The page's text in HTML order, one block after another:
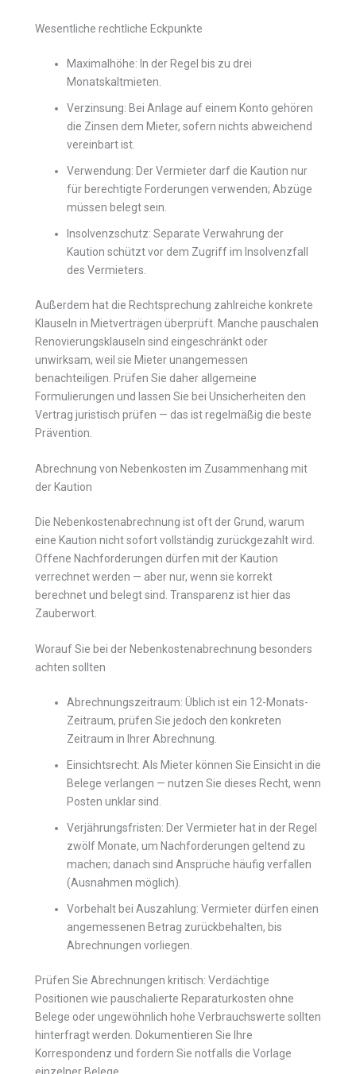
Wesentliche rechtliche Eckpunkte
Maximalhöhe: In der Regel bis zu drei
Monatskaltmieten.
Verzinsung: Bei Anlage auf einem Konto gehören
die Zinsen dem Mieter, sofern nichts abweichend
vereinbart ist.
Verwendung: Der Vermieter darf die Kaution nur
für berechtigte Forderungen verwenden; Abzüge
müssen belegt sein.
Insolvenzschutz: Separate Verwahrung der
Kaution schützt vor dem Zugriff im Insolvenzfall
des Vermieters.
Außerdem hat die Rechtsprechung zahlreiche konkrete
Klauseln in Mietverträgen überprüft. Manche pauschalen
Renovierungsklauseln sind eingeschränkt oder
unwirksam, weil sie Mieter unangemessen
benachteiligen. Prüfen Sie daher allgemeine
Formulierungen und lassen Sie bei Unsicherheiten den
Vertrag juristisch prüfen — das ist regelmäßig die beste
Prävention.
Abrechnung von Nebenkosten im Zusammenhang mit
der Kaution
Die Nebenkostenabrechnung ist oft der Grund, warum
eine Kaution nicht sofort vollständig zurückgezahlt wird.
Offene Nachforderungen dürfen mit der Kaution
verrechnet werden — aber nur, wenn sie korrekt
berechnet und belegt sind. Transparenz ist hier das
Zauberwort.
Worauf Sie bei der Nebenkostenabrechnung besonders
achten sollten
Abrechnungszeitraum: Üblich ist ein 12-Monats-
Zeitraum, prüfen Sie jedoch den konkreten
Zeitraum in Ihrer Abrechnung.
Einsichtsrecht: Als Mieter können Sie Einsicht in die
Belege verlangen — nutzen Sie dieses Recht, wenn
Posten unklar sind.
Verjährungsfristen: Der Vermieter hat in der Regel
zwölf Monate, um Nachforderungen geltend zu
machen; danach sind Ansprüche häufig verfallen
(Ausnahmen möglich).
Vorbehalt bei Auszahlung: Vermieter dürfen einen
angemessenen Betrag zurückbehalten, bis
Abrechnungen vorliegen.
Prüfen Sie Abrechnungen kritisch: Verdächtige
Positionen wie pauschalierte Reparaturkosten ohne
Belege oder ungewöhnlich hohe Verbrauchswerte sollten
hinterfragt werden. Dokumentieren Sie Ihre
Korrespondenz und fordern Sie notfalls die Vorlage